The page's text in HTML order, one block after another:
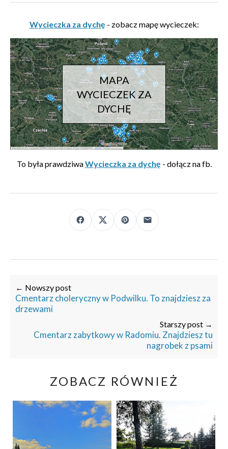
Wycieczka za dychę - zobacz mapę wycieczek:
MAPA
WYCIECZEK ZA
DYCHĘ
To była prawdziwaWycieczka za dychę - dołącz na fb.
← Nowszy post
Cmentarz choleryczny w Podwilku. To znajdziesz za
drzewami
Starszy post →
Cmentarz zabytkowy w Radomiu. Znajdziesz tu
nagrobek z psami
ZOBACZ RÓWNIEŻ